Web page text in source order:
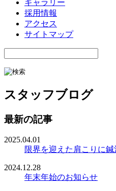
ギャラリー
採用情報
アクセス
サイトマップ
スタッフブログ
最新の記事
2025.04.01
限界を迎えた肩こりに鍼
2024.12.28
年末年始のお知らせ